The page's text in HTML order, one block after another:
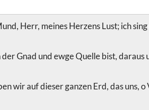
Herr, meines Herzens Lust; ich
Gnad und ewge Quelle bist, daraus
wir auf dieser ganzen Erd, das uns,